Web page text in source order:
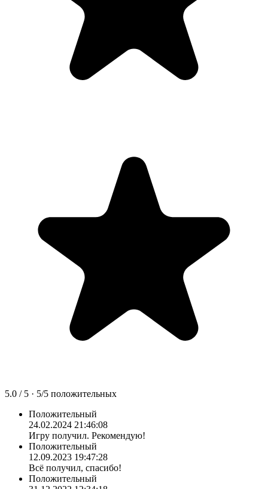
5.0 / 5 · 5/5 положительных
Положительный
24.02.2024 21:46:08
Игру получил. Рекомендую!
Положительный
12.09.2023 19:47:28
Всё получил, спасибо!
Положительный